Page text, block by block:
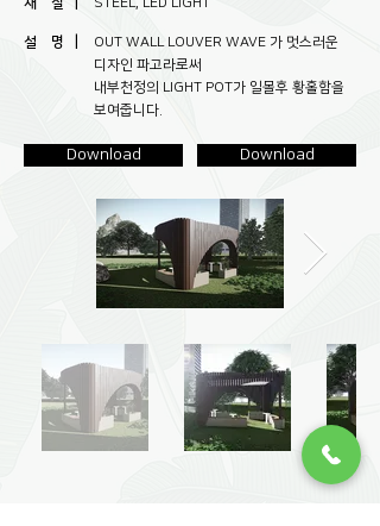
설 명 |
OUT WALL LOUVER WAVE 가 멋스러운
디자인 파고라로써
내부천정의 LIGHT POT가 일몰후 황홀함을
보여줍니다.
Download Download